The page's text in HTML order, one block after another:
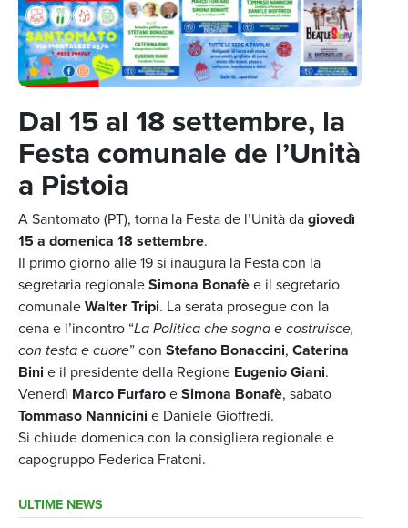
Dal 15 al 18 settembre, la
Festa comunale de l’Unità
a Pistoia
A Santomato (PT), torna la Festa de l’Unità dagiovedì
15 a domenica 18 settembre.
Il primo giorno alle 19 si inaugura la Festa con la
segretaria regionaleSimona Bonafèe il segretario
comunaleWalter Tripi. La serata prosegue con la
cena e l’incontro “La Politica che sogna e costruisce,
con testa e cuore” con Stefano Bonaccini, Caterina
Bini e il presidente della Regione Eugenio Giani.
Venerdì Marco FurfaroeSimona Bonafè, sabato
Tommaso Nannicini e Daniele Gioffredi.
Si chiude domenica con la consigliera regionale e
capogruppo Federica Fratoni.
ULTIME NEWS